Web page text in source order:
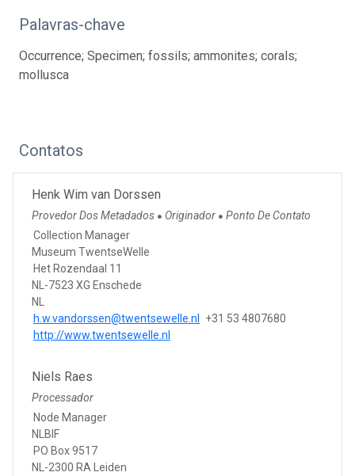
Palavras-chave
Occurrence; Specimen; fossils; ammonites; corals;
mollusca
Contatos
Henk Wim van Dorssen
Provedor Dos Metadados ● Originador ● Ponto De Contato
Collection Manager
Museum TwentseWelle
Het Rozendaal 11
NL-7523 XG Enschede
NL
h.w.vandorssen@twentsewelle.nl
+31 53 4807680
http://www.twentsewelle.nl
Niels Raes
Processador
Node Manager
NLBIF
PO Box 9517
NL-2300 RA Leiden